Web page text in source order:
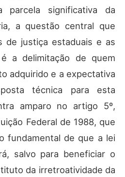
parcela significativa da
a questão central que
de justiça estaduais e as
a delimitação de quem
adquirido e a expectativa
técnica para esta
amparo no artigo 5º,
Federal de 1988, que
fundamental de que a lei
salvo para beneficiar o
da irretroatividade da